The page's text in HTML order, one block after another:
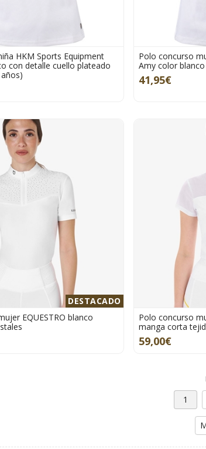
HKM Sports Equipment
con detalle cuello plateado
Polo concurso
Amy color
41,95€
DESTACADO
EQUESTRO blanco
Polo concurso
manga corta
59,00€
1